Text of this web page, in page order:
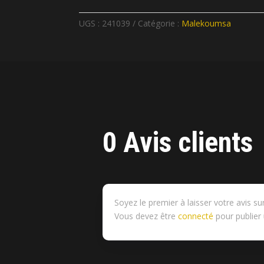
UGS : 241039 Catégorie : Malekoumsa
0 Avis clients
Soyez le premier à laisser votre avis
Vous devez êtreconnecté pour publier